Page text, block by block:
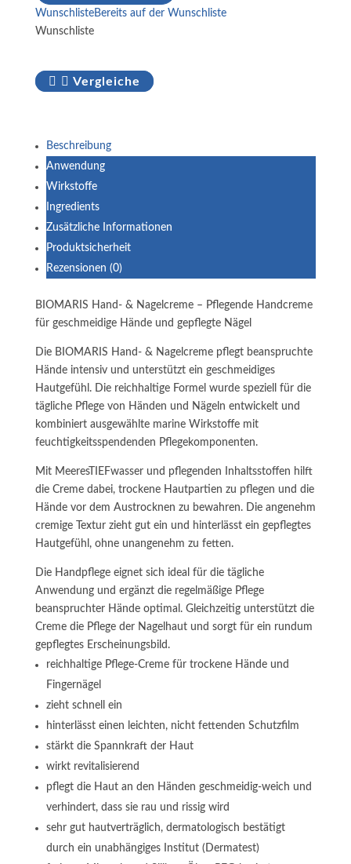
WunschlisteBereits auf der Wunschliste
Wunschliste
Vergleiche
Beschreibung
Anwendung
Wirkstoffe
Ingredients
Zusätzliche Informationen
Produktsicherheit
Rezensionen (0)
BIOMARIS Hand- & Nagelcreme – Pflegende Handcreme
für geschmeidige Hände und gepflegte Nägel
Die BIOMARIS Hand- & Nagelcreme pflegt beanspruchte
Hände intensiv und unterstützt ein geschmeidiges
Hautgefühl. Die reichhaltige Formel wurde speziell für die
tägliche Pflege von Händen und Nägeln entwickelt und
kombiniert ausgewählte marine Wirkstoffe mit
feuchtigkeitsspendenden Pflegekomponenten.
Mit MeeresTIEFwasser und pflegenden Inhaltsstoffen hilft
die Creme dabei, trockene Hautpartien zu pflegen und die
Hände vor dem Austrocknen zu bewahren. Die angenehm
cremige Textur zieht gut ein und hinterlässt ein gepflegtes
Hautgefühl, ohne unangenehm zu fetten.
Die Handpflege eignet sich ideal für die tägliche
Anwendung und ergänzt die regelmäßige Pflege
beanspruchter Hände optimal. Gleichzeitig unterstützt die
Creme die Pflege der Nagelhaut und sorgt für ein rundum
gepflegtes Erscheinungsbild.
reichhaltige Pflege-Creme für trockene Hände und
Fingernägel
zieht schnell ein
hinterlässt einen leichten, nicht fettenden Schutzfilm
stärkt die Spannkraft der Haut
wirkt revitalisierend
pflegt die Haut an den Händen geschmeidig-weich und
verhindert, dass sie rau und rissig wird
sehr gut hautverträglich, dermatologisch bestätigt
durch ein unabhängiges Institut (Dermatest)